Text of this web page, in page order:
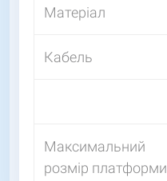
Матеріал
Кабель
Максимальний
розмір платформи